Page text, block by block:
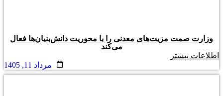
وزارت صمت مزیت‌های معدنی را با محوریت دانش‌بنیان‌ها فعال
می‌کند
اطلاعات بیشتر
مرداد 11, 1405